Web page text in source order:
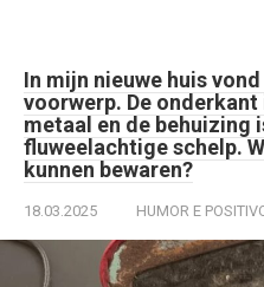
In mijn nieuwe huis
voorwerp. De onderkant
metaal en de behuizing
fluweelachtige schelp.
kunnen bewaren?
18.03.2025 HUMOR E